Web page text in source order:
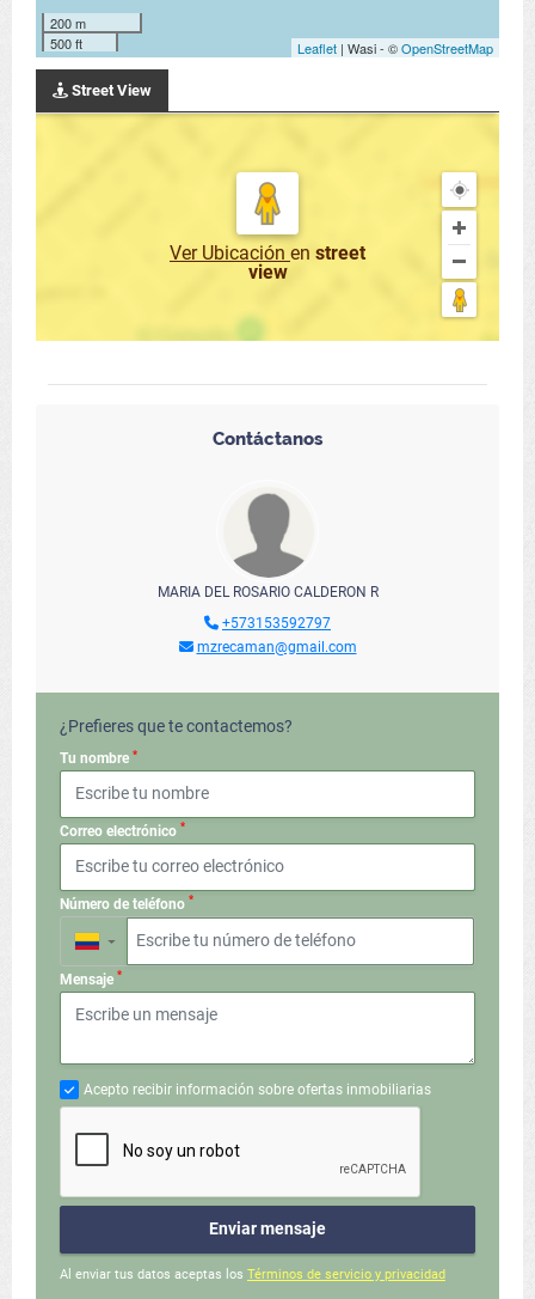
200 m
500 ft
Leaflet | Wasi - ©OpenStreetMap
Street View
Ver Ubicación en street
view
Contáctanos
MARIA DEL ROSARIO CALDERON R
+573153592797
mzrecaman@gmail.com
¿Prefieres que te contactemos?
Tu nombre *
Correo electrónico *
Número de teléfono *
▼
Mensaje *
Acepto recibir información sobre ofertas inmobiliarias
Enviar mensaje
Al enviar tus datos aceptas los Términos de servicio y privacidad